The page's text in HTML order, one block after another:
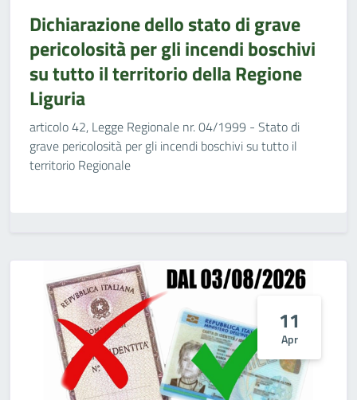
Dichiarazione dello stato di grave
pericolosità per gli incendi boschivi
su tutto il territorio della Regione
Liguria
articolo 42, Legge Regionale nr. 04/1999 - Stato di
grave pericolosità per gli incendi boschivi su tutto il
territorio Regionale
11
Apr